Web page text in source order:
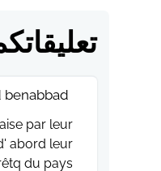
benabbad
par leur
abord leur
du pays.